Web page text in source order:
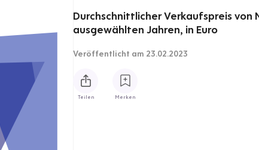
Durchschnittlicher Verkaufspreis von
ausgewählten Jahren, in Euro
Veröffentlicht am 23.02.2023
Teilen Merken